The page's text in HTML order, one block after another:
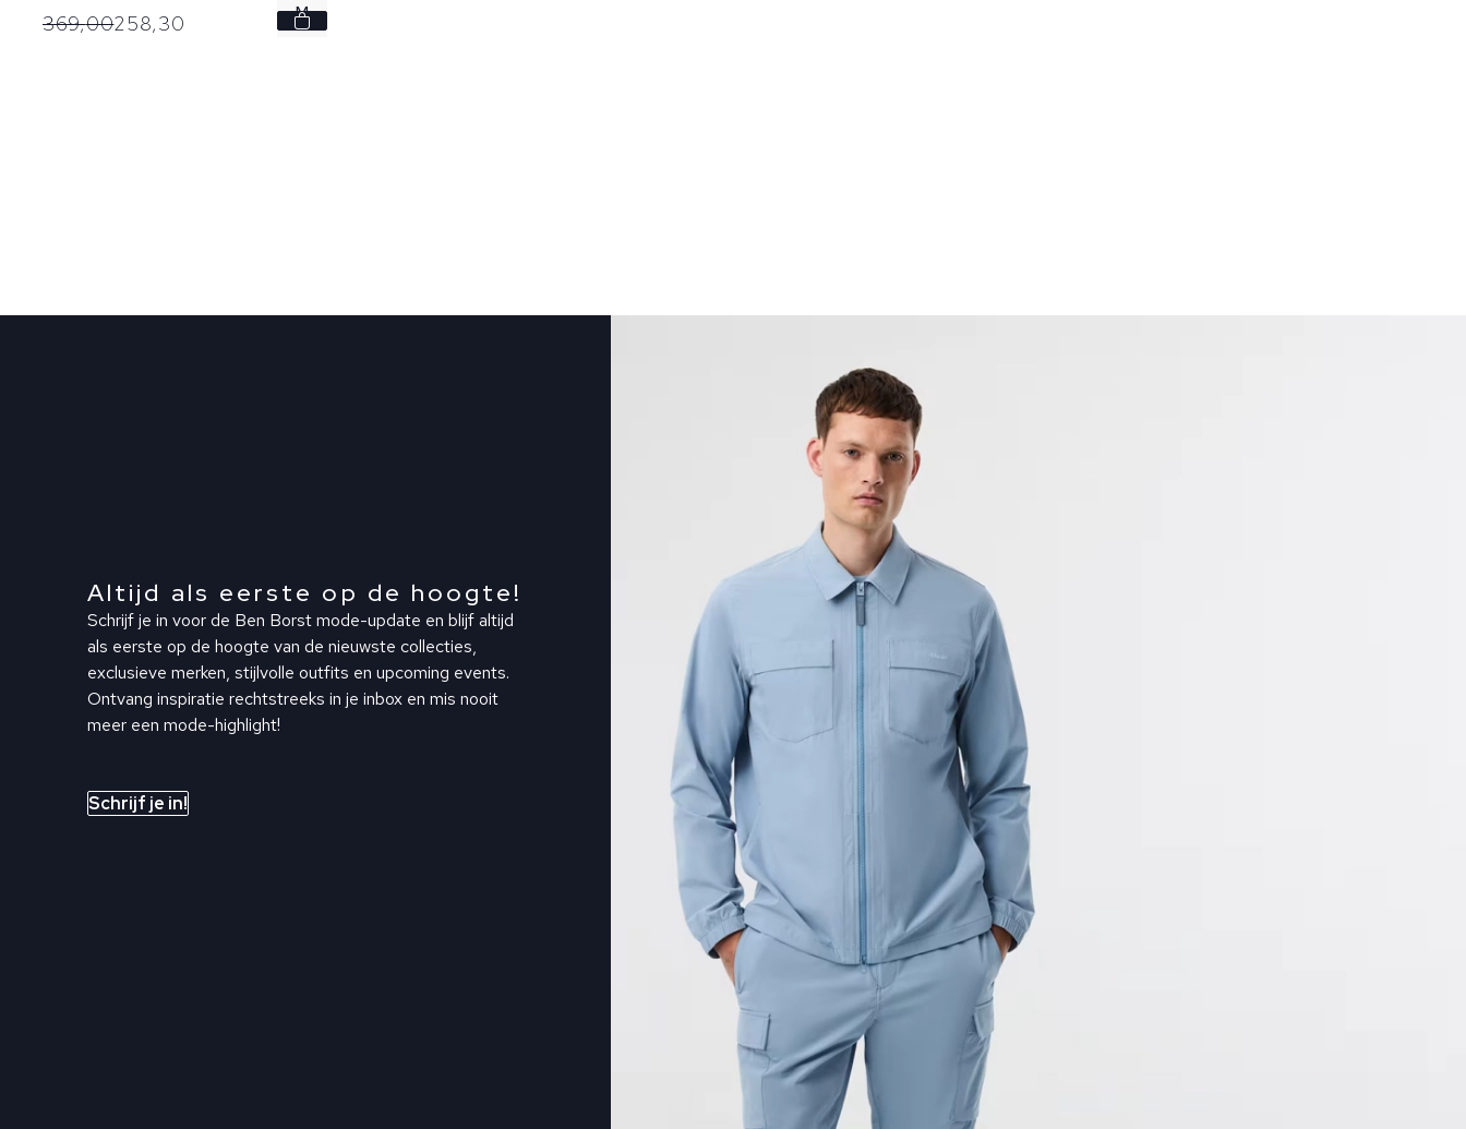
369,00258,30 M
Altijd als eerste op de hoogte!
Schrijf je in voor de Ben Borst mode-update en blijf altijd
als eerste op de hoogte van de nieuwste collecties,
exclusieve merken, stijlvolle outfits en upcoming events.
Ontvang inspiratie rechtstreeks in je inbox en mis nooit
meer een mode-highlight!
Schrijf je in!